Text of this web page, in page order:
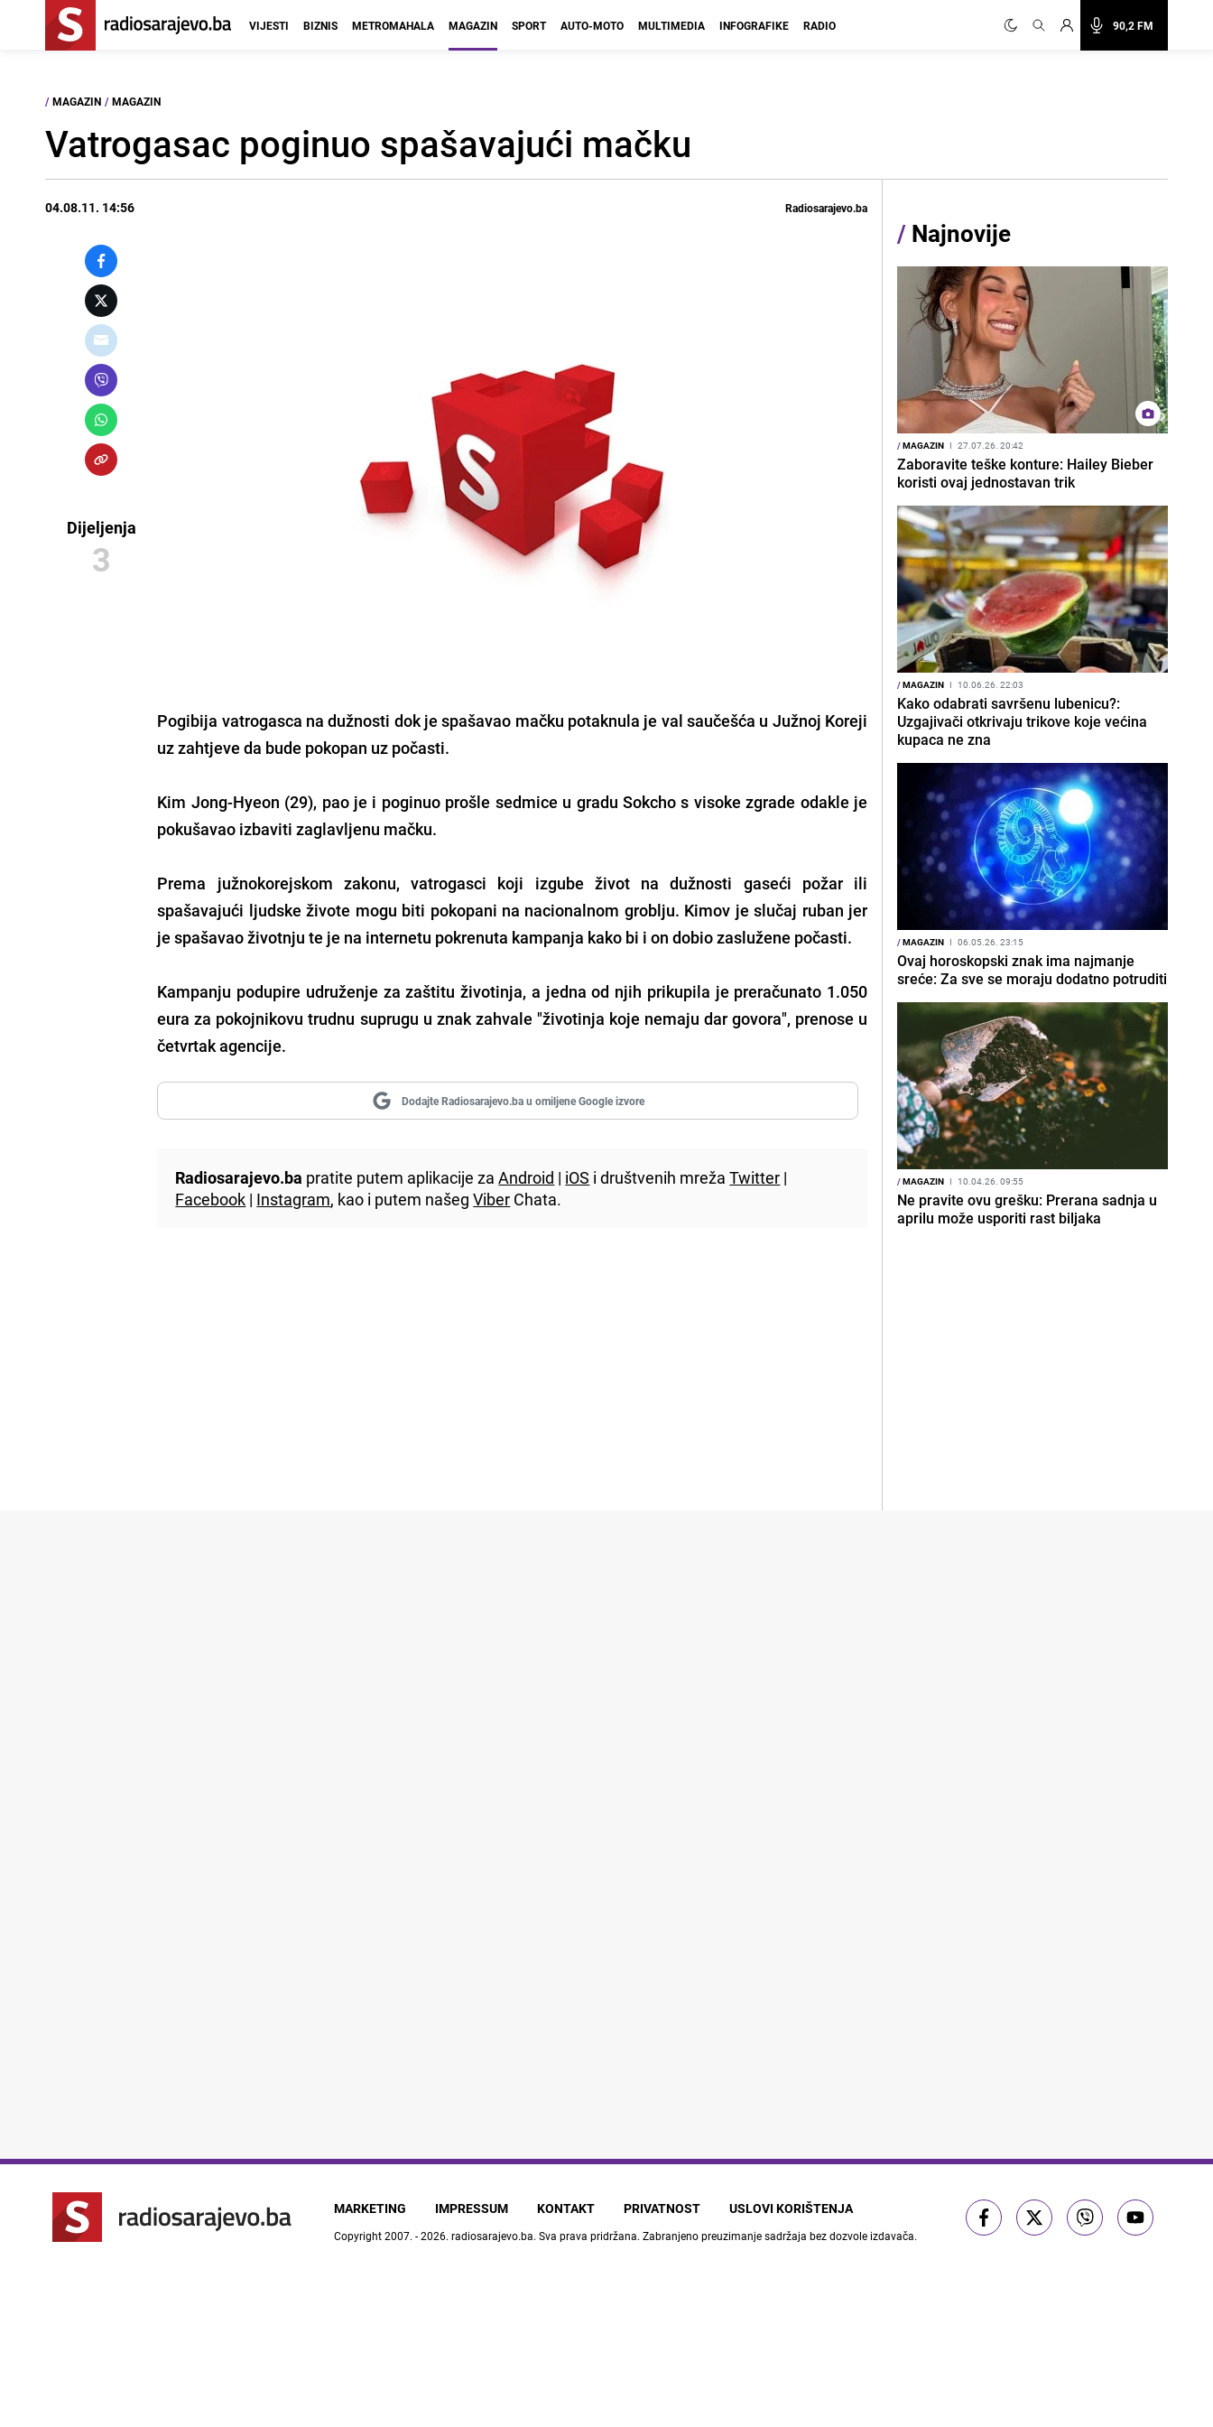
90,2 FM
VIJESTI BIZNIS METROMAHALA MAGAZIN SPORT AUTO-MOTO MULTIMEDIA INFOGRAFIKE RADIO
/ MAGAZIN / MAGAZIN
Vatrogasac poginuo spašavajući mačku
04.08.11. 14:56 Radiosarajevo.ba
Dijeljenja
3
Pogibija vatrogasca na dužnosti dok je spašavao mačku potaknula je val saučešća u Južnoj Koreji
uz zahtjeve da bude pokopan uz počasti.
Kim Jong-Hyeon (29), pao je i poginuo prošle sedmice u gradu Sokcho s visoke zgrade odakle je
pokušavao izbaviti zaglavljenu mačku.
Prema južnokorejskom zakonu, vatrogasci koji izgube život na dužnosti gaseći požar ili
spašavajući ljudske živote mogu biti pokopani na nacionalnom groblju. Kimov je slučaj ruban jer
je spašavao životnju te je na internetu pokrenuta kampanja kako bi i on dobio zaslužene počasti.
Kampanju podupire udruženje za zaštitu životinja, a jedna od njih prikupila je preračunato 1.050
eura za pokojnikovu trudnu suprugu u znak zahvale "životinja koje nemaju dar govora", prenose u
četvrtak agencije.
Dodajte Radiosarajevo.ba u omiljene Google izvore
Radiosarajevo.ba pratite putem aplikacije zaAndroid | iOS i društvenih mrežaTwitter |
Facebook | Instagram, kao i putem našegViber Chata.
/ Najnovije
/MAGAZIN I 27.07.26. 20:42
Zaboravite teške konture: Hailey Bieber
koristi ovaj jednostavan trik
/MAGAZIN I 10.06.26. 22:03
Kako odabrati savršenu lubenicu?:
Uzgajivači otkrivaju trikove koje većina
kupaca ne zna
/MAGAZIN I 06.05.26. 23:15
Ovaj horoskopski znak ima najmanje
sreće: Za sve se moraju dodatno potruditi
/MAGAZIN I 10.04.26. 09:55
Ne pravite ovu grešku: Prerana sadnja u
aprilu može usporiti rast biljaka
MARKETING IMPRESSUM KONTAKT PRIVATNOST USLOVI KORIŠTENJA
Copyright 2007. - 2026. radiosarajevo.ba. Sva prava pridržana. Zabranjeno preuzimanje sadržaja bez dozvole izdavača.